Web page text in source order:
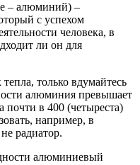
– алюминий) –
с успехом
человека, в
ли он для
только вдумайтесь
алюминия превышает
почти в 400 (четыреста)
например, в
радиатор.
алюминиевый